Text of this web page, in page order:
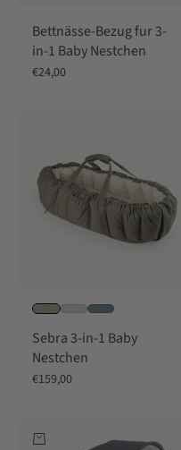
Bettnässe-Bezug fur 3-
in-1 Baby Nestchen
Angebot
€24,00
Sebra 3-in-1 Baby
Nestchen
Angebot
€159,00
In den Warenkorb